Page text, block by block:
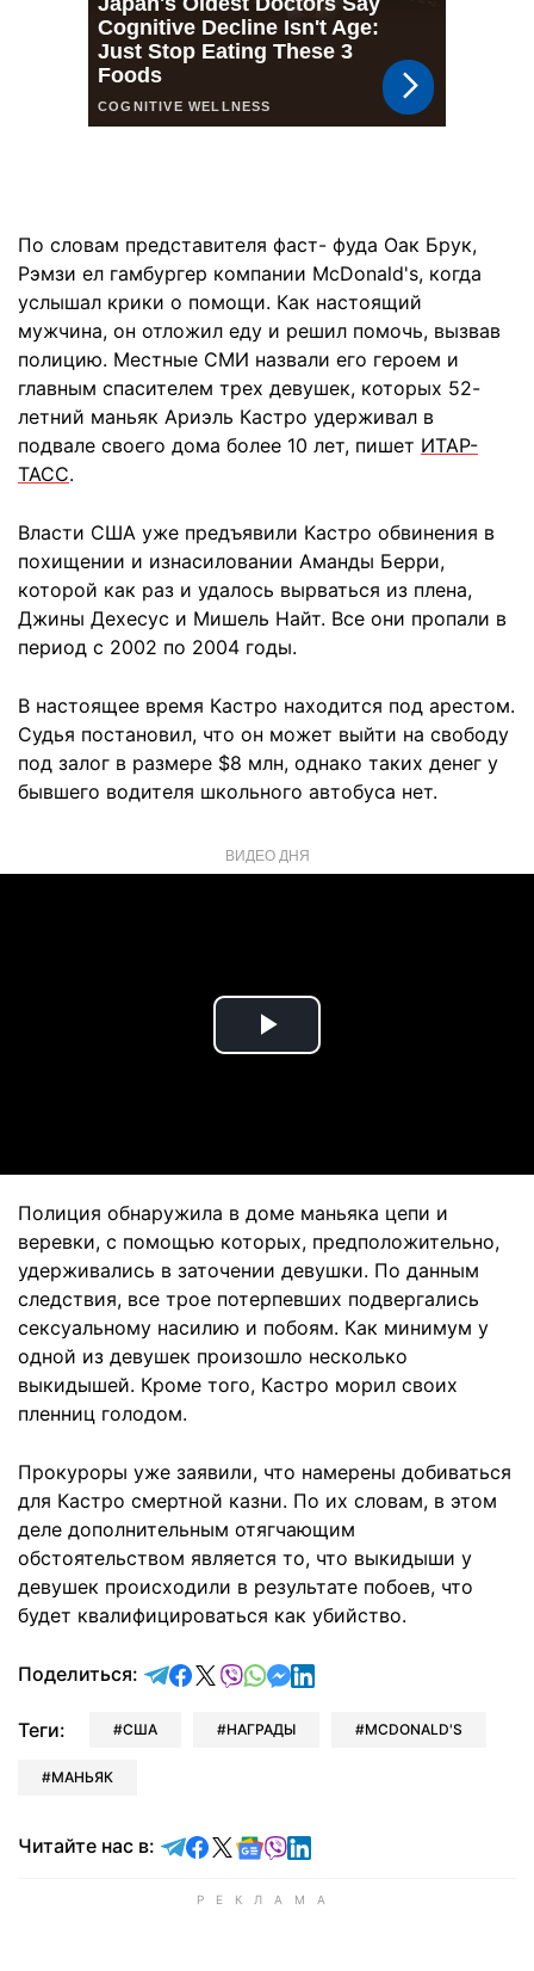
По словам представителя фаст- фуда Оак Брук,
Рэмзи ел гамбургер компании McDonald's, когда
услышал крики о помощи. Как настоящий
мужчина, он отложил еду и решил помочь, вызвав
полицию. Местные СМИ назвали его героем и
главным спасителем трех девушек, которых 52-
летний маньяк Ариэль Кастро удерживал в
подвале своего дома более 10 лет, пишет ИТАР-
ТАСС.
Власти США уже предъявили Кастро обвинения в
похищении и изнасиловании Аманды Берри,
которой как раз и удалось вырваться из плена,
Джины Дехесус и Мишель Найт. Все они пропали в
период с 2002 по 2004 годы.
В настоящее время Кастро находится под арестом.
Судья постановил, что он может выйти на свободу
под залог в размере $8 млн, однако таких денег у
бывшего водителя школьного автобуса нет.
ВИДЕО ДНЯ
Play
Полиция обнаружила в доме маньяка цепи и
веревки, с помощью которых, предположительно,
удерживались в заточении девушки. По данным
следствия, все трое потерпевших подвергались
сексуальному насилию и побоям. Как минимум у
одной из девушек произошло несколько
выкидышей. Кроме того, Кастро морил своих
пленниц голодом.
Прокуроры уже заявили, что намерены добиваться
для Кастро смертной казни. По их словам, в этом
деле дополнительным отягчающим
обстоятельством является то, что выкидыши у
девушек происходили в результате побоев, что
будет квалифицироваться как убийство.
Поделиться: отправить в Telegram
поделиться в Facebook
поделиться в X
отправить в Viber
отправить в Whatsapp
отправить в Messenger
отправить в LinkedIn
Теги: США НАГРАДЫ MCDONALD'S
МАНЬЯК
Читайте нас в: Читайте в Telegram
Читайте в Facebook
Читайте в X
Читайте в Google news
Читайте в Viber
Читайте в LinkedIn